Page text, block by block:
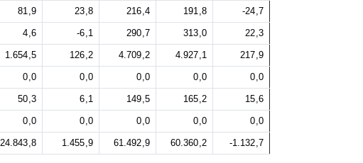
81,9 23,8 216,4 191,8 -24,7
4,6 -6,1 290,7 313,0 22,3
1.654,5 126,2 4.709,2 4.927,1 217,9
0,0 0,0 0,0 0,0 0,0
50,3 6,1 149,5 165,2 15,6
0,0 0,0 0,0 0,0 0,0
24.843,8 1.455,9 61.492,9 60.360,2 -1.132,7